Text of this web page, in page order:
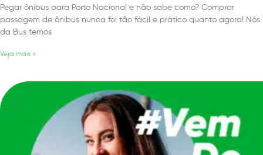
Pegar ônibus para Porto Nacional e não sabe como? Comprar
passagem de ônibus nunca foi tão fácil e prático quanto agora! Nós
da Bus temos
Veja mais »